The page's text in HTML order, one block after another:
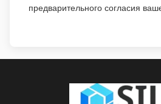
предварительного согласия